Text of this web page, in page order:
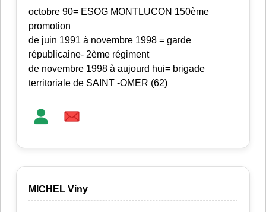
octobre 90= ESOG MONTLUCON 150ème
promotion
de juin 1991 à novembre 1998 = garde
républicaine- 2ème régiment
de novembre 1998 à aujourd hui= brigade
territoriale de SAINT -OMER (62)
MICHEL Viny